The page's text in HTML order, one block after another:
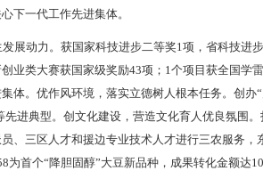
下一代工作先进集体。
展动力。获国家科技进步二等奖1项，省科技进
业类大赛获国家级奖励43项；1个项目获全国学
体。优作风环境，落实立德树人根本任务。创
先进典型。创文化建设，营造文化育人优良氛围
、三区人才和援边专业技术人才进行三农服务
为首个“降胆固醇”大豆新品种，成果转化金额达